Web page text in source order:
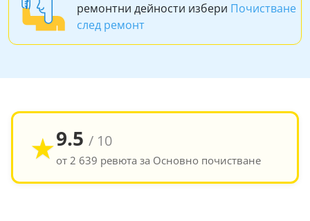
ремонтни дейности избери Почистване
след ремонт
★9.5 / 10
от 2 639 ревюта за Основно почистване